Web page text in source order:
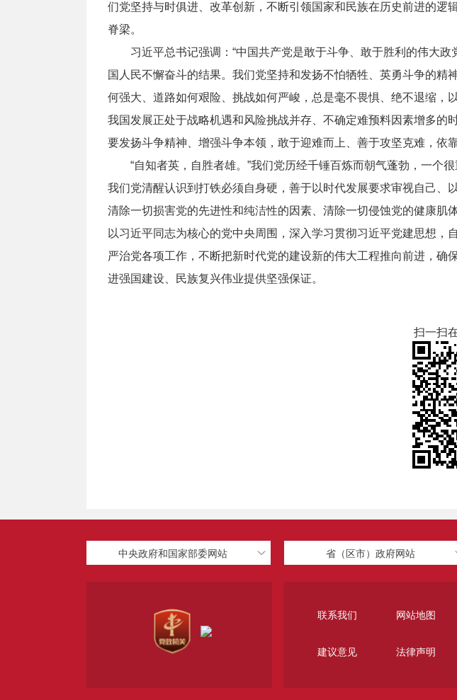
们党坚持与时俱进、改革创新，不断引领国家和民族在历史前进的
脊梁。
习近平总书记强调：“中国共产党是敢于斗争、敢于胜利的伟大政
国人民不懈奋斗的结果。我们党坚持和发扬不怕牺牲、英勇斗争的
何强大、道路如何艰险、挑战如何严峻，总是毫不畏惧、绝不退缩，
我国发展正处于战略机遇和风险挑战并存、不确定难预料因素增多
要发扬斗争精神、增强斗争本领，敢于迎难而上、善于攻坚克难，依
“自知者英，自胜者雄。”我们党历经千锤百炼而朝气蓬勃，一个很
我们党清醒认识到打铁必须自身硬，善于以时代发展要求审视自己
清除一切损害党的先进性和纯洁性的因素、清除一切侵蚀党的健康
以习近平同志为核心的党中央周围，深入学习贯彻习近平党建思想
严治党各项工作，不断把新时代党的建设新的伟大工程推向前进，
进强国建设、民族复兴伟业提供坚强保证。
扫一扫